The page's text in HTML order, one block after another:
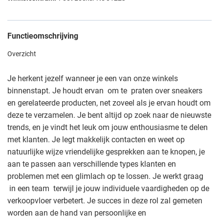
Functieomschrijving
Overzicht
Je herkent jezelf wanneer je een van onze winkels
binnenstapt. Je houdt ervan om te praten over sneakers
en gerelateerde producten, net zoveel als je ervan houdt om
deze te verzamelen. Je bent altijd op zoek naar de nieuwste
trends, en je vindt het leuk om jouw enthousiasme te delen
met klanten. Je legt makkelijk contacten en weet op
natuurlijke wijze vriendelijke gesprekken aan te knopen, je
aan te passen aan verschillende types klanten en
problemen met een glimlach op te lossen. Je werkt graag
in een team terwijl je jouw individuele vaardigheden op de
verkoopvloer verbetert. Je succes in deze rol zal gemeten
worden aan de hand van persoonlijke en